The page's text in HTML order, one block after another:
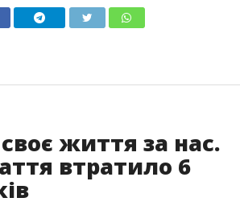
життя за нас.
втратило 6